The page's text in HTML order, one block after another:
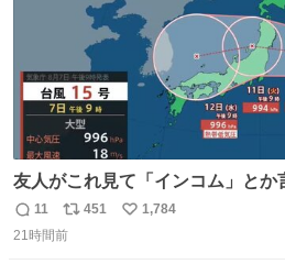
友人がこれ見て「インコム」とか
か見えなくなっちゃった。
返
信
11
リ
ポ
451
い
1,784
21時間前